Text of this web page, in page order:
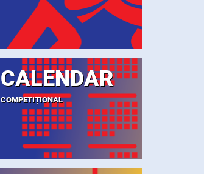
CALENDAR
COMPETIȚIONAL